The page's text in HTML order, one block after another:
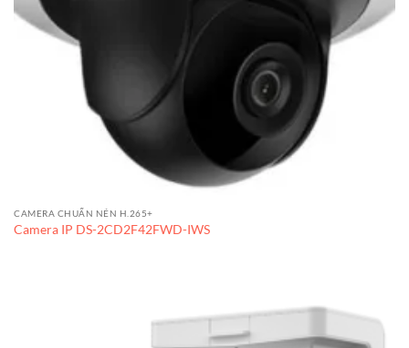
CAMERA CHUẨN NÉN H.265+
Camera IP DS-2CD2F42FWD-IWS